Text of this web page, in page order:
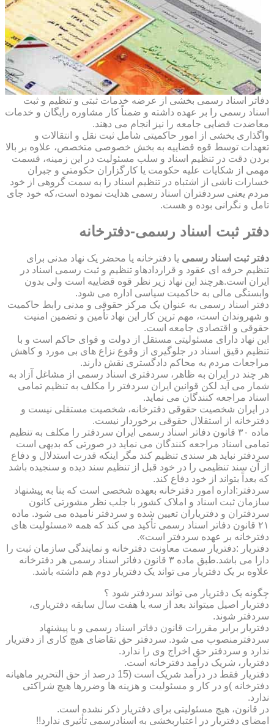
دفاتر اسناد رسمی بخشی از عرضه خدمات ثبتی و تنظیم و ثبت
اسناد رسمی را بر عهده داشته و ضمناً کار مشاوره رایگان و خدمات
معاضدت قضایی جامعه را نیز انجام می دهند.
واگذاری بخشی از امور حاکمیتی شامل ثبت نقل و انتقالات و
تعهدات توسط قوه قضاییه به بخش خصوصی متخصص، علاوه بر بالا
بردن دقت در تنظیم اسناد و سلب مسئولیت در این زمینه، قسمت
مهمی از شکایات علیه حکومت یا کارگزاران حکومتی و جبران
خسارات ناشی از اشتباه در تنظیم اسناد را به سمت گروهی از خود
مردم یعنی سردفتران اسناد رسمی هدایت نموده است،که خود جای
تامل و نگرانی بوده و هست.
دفتر ثبت اسناد رسمی-دفترخانه
دفتر ثبت اسناد رسمی یا دفترخانه یا محضر یک نهاد مدنی برای
تنظیم حرفه ای عقود و قراردادهاو تنظیم و ثبت رسمی اسناد در
ایران است.هرچند این نهاد زیر نظر قوه قضاییه است ولی بدون
وابستگی مالی به حاکمیت سیاسی اداره می شود.
دفتر اسناد رسمی به عنوان یک مرکز حقوقی و مدنی رابط حاکمیت
و شهروندان است، مهم ترین کار این نهاد تأمین و تضمین امنیت
حقوقی و اقتصادی جامعه است.
این نهاد دارای مسئولیتی مستقل از دولت و قوای حاکم است و با
تنظیم دقیق اسناد در جلوگیری از وقوع نزاع های بی مورد و کاهش
مراجعات مردم به محاکم دادگستری نقش دارند.
هر چند در ایران به ظاهر، سردفتری اسناد رسمی از مشاغل آزاد به
شمار می آید لکن قوانین ایران سردفتر را مکلف به تنظیم تمامی
اسناد مراجعه کنندگان می نماید.
در ایران شخصیت حقوقی دفترخانه، شخصیت مستقلی نیست و
دفترخانه از استقلال حقوقی برخوردار نیست.
ماده ۳۰ قانون دفاتر اسناد رسمی ایران سردفتر را مکلف به تنظیم
تمامی اسناد مراجعه کنندگان می نماید در صورتی که بدیهی است
سردفتر نباید هر سندی تنظیم کند مگر اینکه قدرت استدلال و دفاع
از آن سند تنظیمی را در خود قبل از تنظیم سند دیده و سنجیده باشد
که بعداً بتواند از خود دفاع کند.
سردفتر:اداره امور دفترخانه بعهده شخصی است که بنا به پیشنهاد
سازمان ثبت اسناد و املاک کشور با جلب نظر مشورتی کانون
سردفتران و دفتریاران تعیین شده و سردفتر نامیده می شود. ماده
۲۱ قانون دفاتر اسناد رسمی تأکید می کند که همه «مسئولیت های
دفترخانه بر عهده سردفتر است».
دفتریار :دفتریار سمت معاونت دفترخانه و نمایندگی سازمان ثبت را
دارا می باشد.طبق ماده ۳ قانون دفاتر اسناد رسمی هر دفترخانه
علاوه بر یک دفتریار می تواند یک دفتریار دوم هم داشته باشد.
چگونه یک دفتریار می تواند سردفتر شود ؟
دفتریار اصیل میتواند بعد از سه یا هفت سال سابقه دفتریاری،
سردفتر شوند.
دفتریار برابر مقررات قانون دفاتر اسناد رسمی و با پیشنهاد
سردفترمنصوب می شود. سردفتر حق تقاضای هیچ کاری از دفتریار
ندارد و سردفتر حق اخراج وی را ندارد.
دفتریار، شریک درآمد دفترخانه است.
دفتریار فقط در درآمد شریک است (15 درصد از حق التحریر ماهیانه
دفترخانه )و در کار و مسئولیت و هزینه ها وضررها هیچ شراکتی
ندارد.
در قانون، هیچ مسئولیتی برای دفتریار ذکر نشده است.
امضای دفتریار در اعتباربخشی به اسنادرسمی تأثیری ندارد!!